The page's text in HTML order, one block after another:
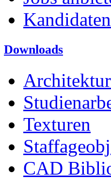
Downloads
Texturen
CAD